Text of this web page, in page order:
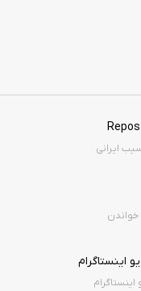
ایرانی
اینستاگرام
اینستاگرام